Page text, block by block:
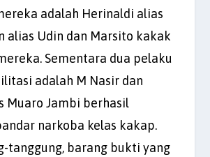
adalah Herinaldi alias
alias Udin dan Marsito kakak
Sementara dua pelaku
adalah M Nasir dan
Muaro Jambi berhasil
narkoba kelas kakap.
tanggung, barang bukti yang